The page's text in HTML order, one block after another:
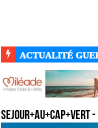
ACTUALITÉ
sejour+au+cap+vert